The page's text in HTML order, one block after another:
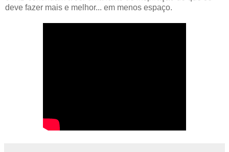
deve fazer mais e melhor... em menos espaço.